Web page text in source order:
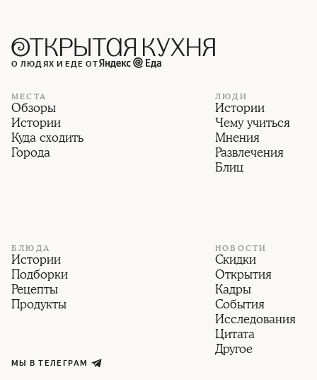
О ЛЮДЯХ И ЕДЕ ОТ
МЕСТА
Обзоры
Истории
Куда сходить
Города
ЛЮДИ
Истории
Чему учиться
Мнения
Развлечения
Блиц
БЛЮДА
Истории
Подборки
Рецепты
Продукты
НОВОСТИ
Скидки
Открытия
Кадры
События
Исследования
Цитата
Другое
МЫ В ТЕЛЕГРАМ